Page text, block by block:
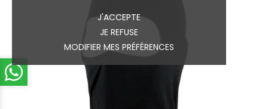
J'ACCEPTE
JE REFUSE
MODIFIER MES PRÉFÉRENCES